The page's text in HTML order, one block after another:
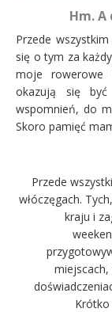
Hm.
Przede
się o tym za
moje rowerowe
okazują się być
wspomnień, do
Skoro pamięć
Przede
włóczęgach.
kraju i